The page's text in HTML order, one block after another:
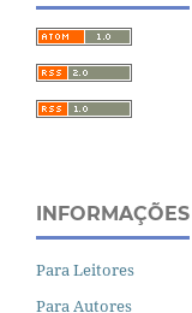
INFORMAÇÕES
Para Leitores
Para Autores